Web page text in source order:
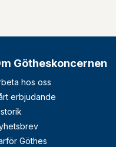
Götheskoncernen
hos oss
erbjudande
Göthes